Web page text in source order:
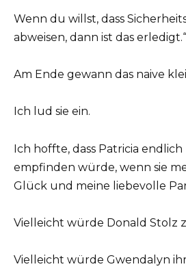
Wenn du willst, dass
abweisen, dann ist das erledigt.“
Am Ende gewann das naive
Ich lud sie ein.
Ich hoffte, dass Patricia
empfinden würde, wenn sie
Glück und meine liebevolle
Vielleicht würde Donald Stolz
Vielleicht würde Gwendalyn